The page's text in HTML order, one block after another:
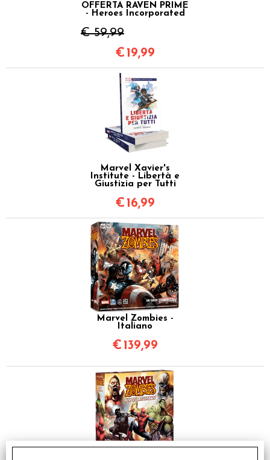
OFFERTA RAVEN PRIME
- Heroes Incorporated
€ 59,99
€ 19,99
Marvel Xavier's
Institute - Libertà e
Giustizia per Tutti
€ 16,99
Marvel Zombies -
Italiano
€ 139,99